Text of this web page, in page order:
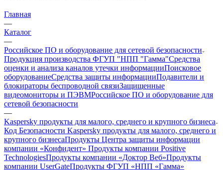
Главная
—
Каталог
—
Российское ПО и оборудование для сетевой безопасности
Продукция производства ФГУП "НПП "Гамма"Средства
оценки и анализа каналов утечки информацииПоисковое
оборудованиеСредства защиты информацииПодавители и
блокираторы беспроводной связиЗащищенные
видеомониторы и ПЭВМРоссийское ПО и оборудование для
сетевой безопасности
—
Kaspersky продукты для малого, среднего и крупного бизнеса
Код Безопасности Kaspersky продукты для малого, среднего и
крупного бизнесаПродукты Центра защиты информации
компании «Конфидент» Продукты компании Positive
TechnologiesПродукты компании «Доктор Веб»Продукты
компании UserGateПродукты ФГУП «НПП «Гамма»